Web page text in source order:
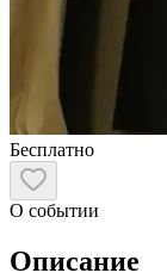
Бесплатно
О событии
Описание